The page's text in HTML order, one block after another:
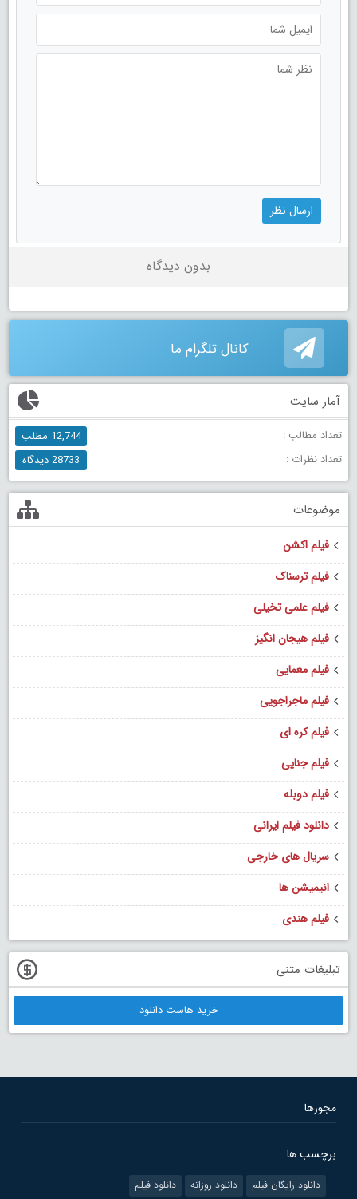
بدون دیدگاه
کانال تلگرام ما
آمار سایت
تعداد مطالب :
12,744 مطلب
تعداد نظرات :
28733 دیدگاه
موضوعات
فیلم اکشن
فیلم ترسناک
فیلم علمی تخیلی
فیلم هیجان انگیز
فیلم معمایی
فیلم ماجراجویی
فیلم کره ای
فیلم جنایی
فیلم دوبله
دانلود فیلم ایرانی
سریال های خارجی
انیمیشن ها
فیلم هندی
تبلیغات متنی
خرید هاست دانلود
مجوزها
برچسب ها
دانلود رایگان فیلم دانلود روزانه دانلود فیلم